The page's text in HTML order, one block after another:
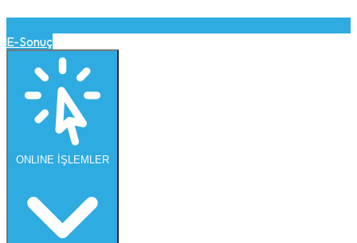
E-Sonuç
ONLINE İŞLEMLER